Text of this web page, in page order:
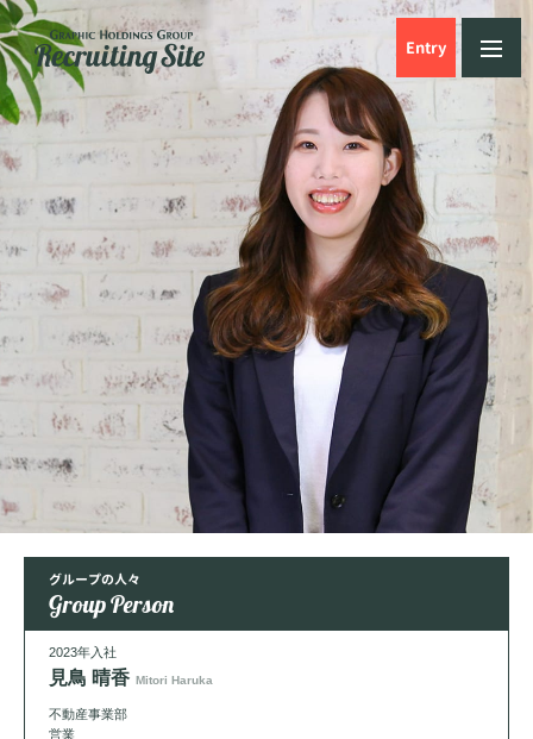
Entry
グループの人々
Group Person
2023年入社
見鳥 晴香 Mitori Haruka
不動産事業部
営業